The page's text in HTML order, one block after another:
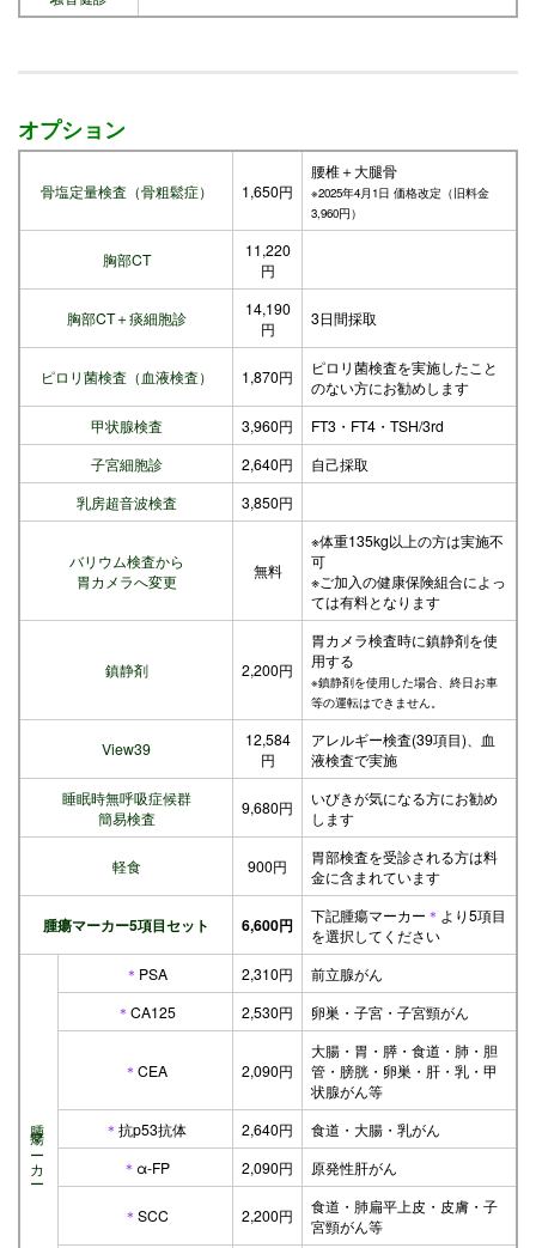
オプション
骨塩定量検査（骨粗鬆症） 1,650円
腰椎＋大腿骨
※2025年4月1日 価格改定（旧料金
3,960円）
胸部CT
11,220
円
胸部CT＋痰細胞診
14,190
円
3日間採取
ピロリ菌検査（血液検査） 1,870円
ピロリ菌検査を実施したこと
のない方にお勧めします
甲状腺検査
3,960円
FT3・FT4・TSH/3rd
子宮細胞診
2,640円
自己採取
乳房超音波検査
3,850円
バリウム検査から
胃カメラへ変更
無料
※体重135kg以上の方は実施不
可
※ご加入の健康保険組合によっ
ては有料となります
鎮静剤 2,200円
胃カメラ検査時に鎮静剤を使
用する
※鎮静剤を使用した場合、終日お車
等の運転はできません。
View39
12,584
円
アレルギー検査(39項目)、血
液検査で実施
睡眠時無呼吸症候群
簡易検査
9,680円
いびきが気になる方にお勧め
します
軽食 900円
胃部検査を受診される方は料
金に含まれています
腫瘍マーカー5項目セット 6,600円 下記腫瘍マーカー ＊ より5項目
を選択してください
腫瘍マーカー
＊ PSA 2,310円
前立腺がん
＊CA125 2,530円 卵巣・子宮・子宮頸がん
＊CEA 2,090円
大腸・胃・膵・食道・肺・胆
管・膀胱・卵巣・肝・乳・甲
状腺がん等
＊抗p53抗体 2,640円
食道・大腸・乳がん
＊ α-FP 2,090円 原発性肝がん
＊SCC 2,200円
食道・肺扁平上皮・皮膚・子
宮頸がん等